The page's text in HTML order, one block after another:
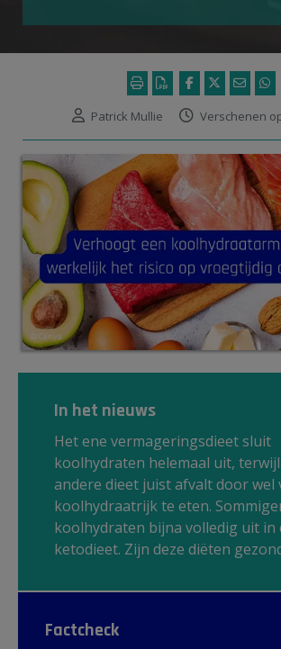
Patrick Mullie Verschenen
© Canva
In het nieuws
Het ene vermageringsdieet sluit
koolhydraten helemaal uit,
andere dieet juist afvalt door wel
koolhydraatrijk te eten.
koolhydraten bijna volledig uit in
ketodieet. Zijn deze diëten
Factcheck